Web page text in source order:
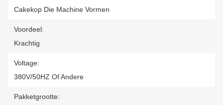
Cakekop Die Machine Vormen
Voordeel:
Krachtig
Voltage:
380V/50HZ Of Andere
Pakketgrootte: